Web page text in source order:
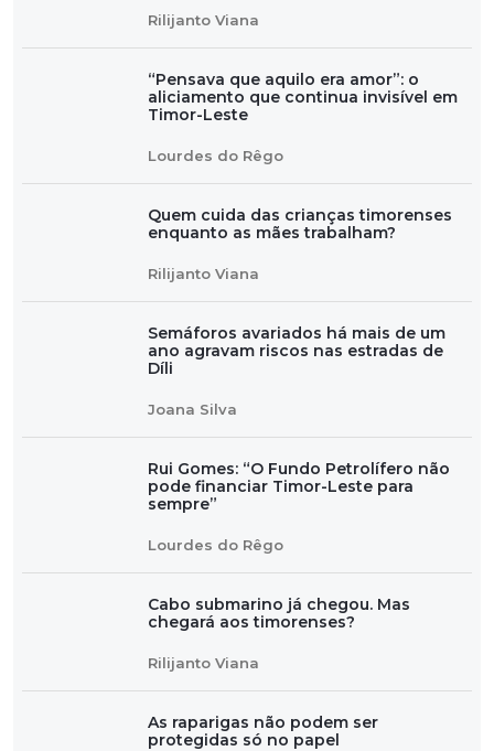
Rilijanto Viana
“Pensava que aquilo era amor”: o
aliciamento que continua invisível em
Timor-Leste
Lourdes do Rêgo
Quem cuida das crianças timorenses
enquanto as mães trabalham?
Rilijanto Viana
Semáforos avariados há mais de um
ano agravam riscos nas estradas de
Díli
Joana Silva
Rui Gomes: “O Fundo Petrolífero não
pode financiar Timor-Leste para
sempre”
Lourdes do Rêgo
Cabo submarino já chegou. Mas
chegará aos timorenses?
Rilijanto Viana
As raparigas não podem ser
protegidas só no papel